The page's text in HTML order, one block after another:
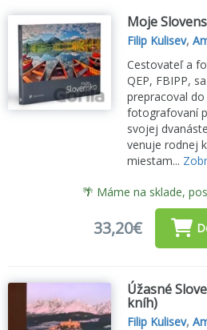
Moje
Filip Kulisev,
Cestovateľ a
QEP, FBIPP,
prepracoval
fotografovaní
svojej
venuje rodnej
miestam...
🌴 Máme na sklade,
33,20€
Úžasné
kníh)
Filip Kulisev,